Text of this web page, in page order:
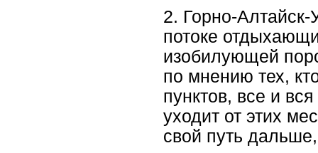
2. Горно-
потоке
изобилующей
по мнению тех,
пунктов, все и
уходит от этих
свой путь